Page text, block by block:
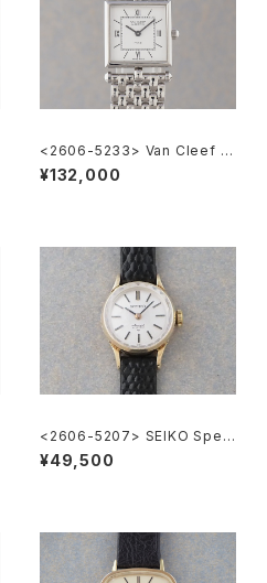
<2606-5233> Van Cleef &
Arpels Classique
¥132,000
<2606-5207> SEIKO Speci
al
¥49,500